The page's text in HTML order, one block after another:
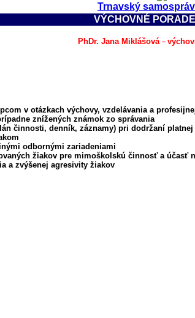
Trnavský
VÝCHOVNÉ
PhDr. Jana Miklášová –
v otázkach výchovy, vzdelávania a
znížených známok zo správania
činnosti, denník, záznamy) pri dodržaní
odbornými zariadeniami
žiakov pre mimoškolskú činnosť a účasť
a zvýšenej agresivity žiakov